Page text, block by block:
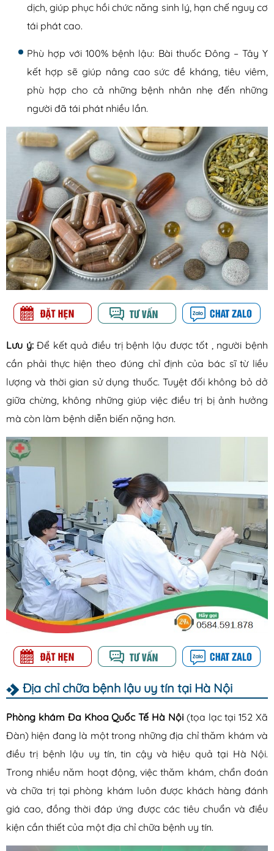
dịch, giúp phục hồi chức năng sinh lý, hạn chế nguy cơ
tái phát cao.
Phù hợp với 100% bệnh lậu: Bài thuốc Đông – Tây Y
kết hợp sẽ giúp nâng cao sức đề kháng, tiêu viêm,
phù hợp cho cả những bệnh nhân nhẹ đến những
người đã tái phát nhiều lần.
Lưu ý:Để kết quả điều trị bệnh lậu được tốt , người bệnh
cần phải thực hiện theo đúng chỉ định của bác sĩ từ liều
lượng và thời gian sử dụng thuốc. Tuyệt đối không bỏ dở
giữa chừng, không những giúp việc điều trị bị ảnh hưởng
mà còn làm bệnh diễn biến nặng hơn.
Địa chỉ chữa bệnh lậu uy tín tại Hà Nội
Phòng khám Đa Khoa Quốc Tế Hà Nội(tọa lạc tại 152 Xã
Đàn) hiện đang là một trong những địa chỉ thăm khám và
điều trị bệnh lậu uy tín, tin cậy và hiệu quả tại Hà Nội.
Trong nhiều năm hoạt động, việc thăm khám, chẩn đoán
và chữa trị tại phòng khám luôn được khách hàng đánh
giá cao, đồng thời đáp ứng được các tiêu chuẩn và điều
kiện cần thiết của một địa chỉ chữa bệnh uy tín.